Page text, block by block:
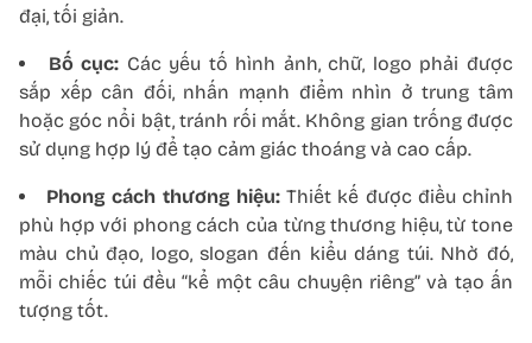
đại, tối giản.
Bố cục: Các yếu tố hình ảnh, chữ, logo phải được
sắp xếp cân đối, nhấn mạnh điểm nhìn ở trung tâm
hoặc góc nổi bật, tránh rối mắt. Không gian trống được
sử dụng hợp lý để tạo cảm giác thoáng và cao cấp.
Phong cách thương hiệu:Thiết kế được điều chỉnh
phù hợp với phong cách của từng thương hiệu, từ tone
màu chủ đạo, logo, slogan đến kiểu dáng túi. Nhờ đó,
mỗi chiếc túi đều “kể một câu chuyện riêng” và tạo ấn
tượng tốt.